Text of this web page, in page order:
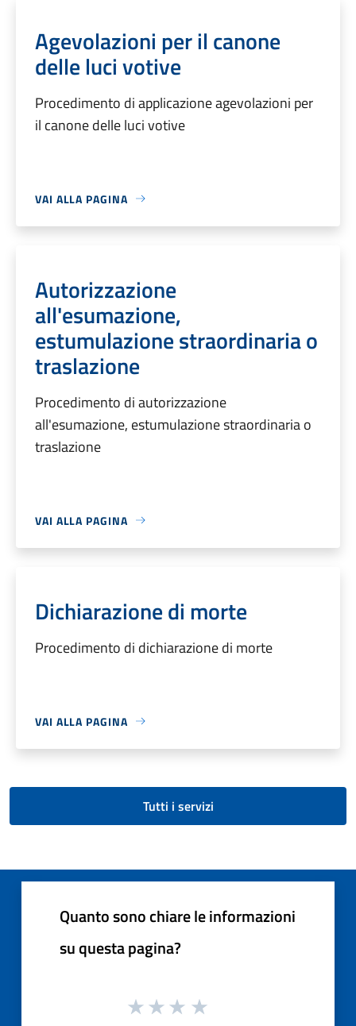
Agevolazioni per il canone
delle luci votive
Procedimento di applicazione agevolazioni per
il canone delle luci votive
VAI ALLA PAGINA
Autorizzazione
all'esumazione,
estumulazione straordinaria o
traslazione
Procedimento di autorizzazione
all'esumazione, estumulazione straordinaria o
traslazione
VAI ALLA PAGINA
Dichiarazione di morte
Procedimento di dichiarazione di morte
VAI ALLA PAGINA
Tutti i servizi
Quanto sono chiare le informazioni
su questa pagina?